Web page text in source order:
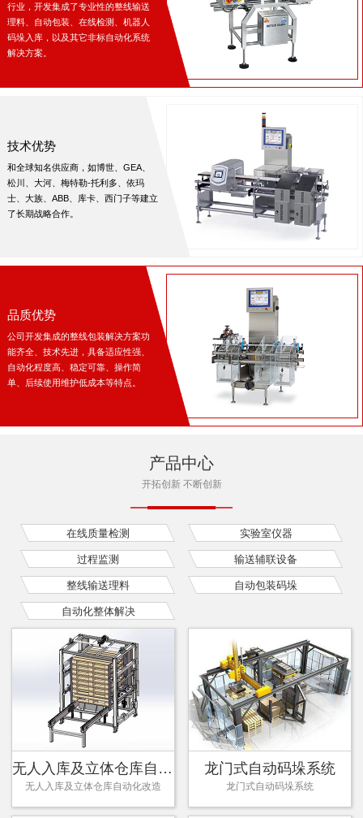
行业，开发集成了专业性的整线输送
理料、自动包装、在线检测、机器人
码垛入库，以及其它非标自动化系统
解决方案。
技术优势
和全球知名供应商，如博世、GEA、
松川、大河、梅特勒-托利多、依玛
士、大族、ABB、库卡、西门子等建立
了长期战略合作。
品质优势
公司开发集成的整线包装解决方案功
能齐全、技术先进，具备适应性强、
自动化程度高、稳定可靠、操作简
单、后续使用维护低成本等特点。
产品中心
开拓创新 不断创新
在线质量检测 实验室仪器
过程监测 输送辅联设备
整线输送理料 自动包装码垛
自动化整体解决
无人入库及立体仓库自动化改造
无人入库及立体仓库自动化改造
龙门式自动码垛系统
龙门式自动码垛系统